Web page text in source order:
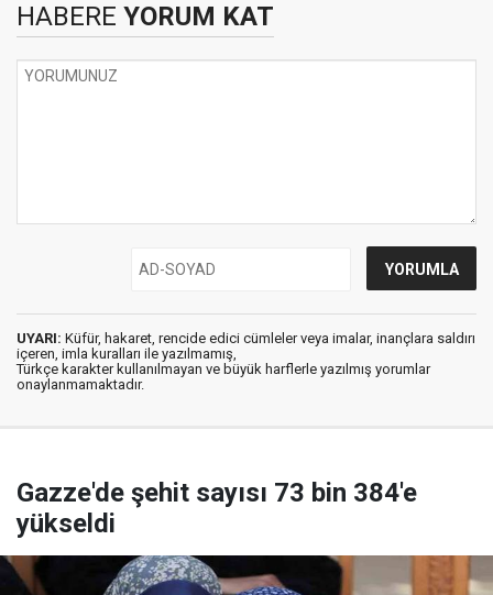
HABERE YORUM KAT
UYARI: Küfür, hakaret, rencide edici cümleler veya imalar, inançlara saldırı
içeren, imla kuralları ile yazılmamış,
Türkçe karakter kullanılmayan ve büyük harflerle yazılmış yorumlar
onaylanmamaktadır.
Gazze'de şehit sayısı 73 bin 384'e
yükseldi